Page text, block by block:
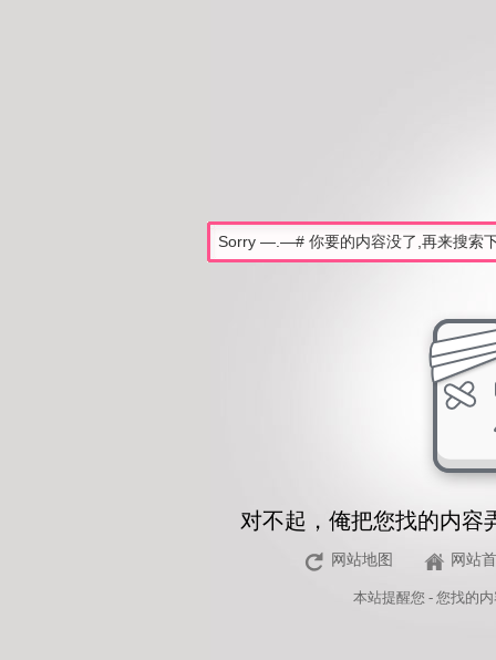
对不起，俺把您找的内容
网站地图 网站
本站提醒您 - 您找的